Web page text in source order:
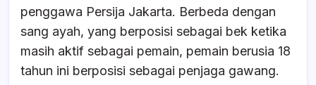
penggawa Persija Jakarta. Berbeda dengan
sang ayah, yang berposisi sebagai bek ketika
masih aktif sebagai pemain, pemain berusia 18
tahun ini berposisi sebagai penjaga gawang.